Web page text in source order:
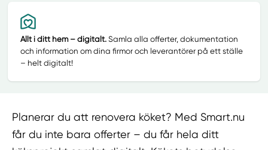
Allt i ditt hem – digitalt.Samla alla offerter, dokumentation
och information om dina firmor och leverantörer på ett ställe
– helt digitalt!
Planerar du att renovera köket? Med Smart.nu
får du inte bara offerter – du får hela ditt